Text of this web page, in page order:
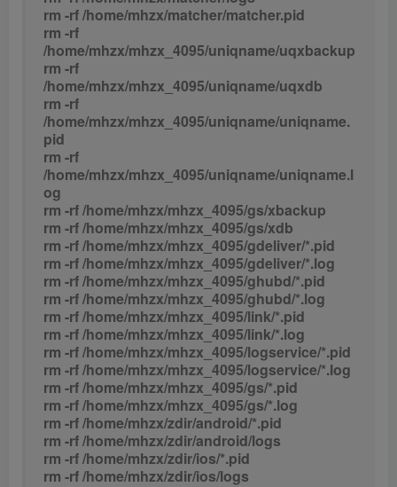
rm -rf /home/mhzx/matcher/matcher.pid
rm -rf
/home/mhzx/mhzx_4095/uniqname/uqxbackup
rm -rf
/home/mhzx/mhzx_4095/uniqname/uqxdb
rm -rf
/home/mhzx/mhzx_4095/uniqname/uniqname.
pid
rm -rf
/home/mhzx/mhzx_4095/uniqname/uniqname.l
og
rm -rf /home/mhzx/mhzx_4095/gs/xbackup
rm -rf /home/mhzx/mhzx_4095/gs/xdb
rm -rf /home/mhzx/mhzx_4095/gdeliver/*.pid
rm -rf /home/mhzx/mhzx_4095/gdeliver/*.log
rm -rf /home/mhzx/mhzx_4095/ghubd/*.pid
rm -rf /home/mhzx/mhzx_4095/ghubd/*.log
rm -rf /home/mhzx/mhzx_4095/link/*.pid
rm -rf /home/mhzx/mhzx_4095/link/*.log
rm -rf /home/mhzx/mhzx_4095/logservice/*.pid
rm -rf /home/mhzx/mhzx_4095/logservice/*.log
rm -rf /home/mhzx/mhzx_4095/gs/*.pid
rm -rf /home/mhzx/mhzx_4095/gs/*.log
rm -rf /home/mhzx/zdir/android/*.pid
rm -rf /home/mhzx/zdir/android/logs
rm -rf /home/mhzx/zdir/ios/*.pid
rm -rf /home/mhzx/zdir/ios/logs